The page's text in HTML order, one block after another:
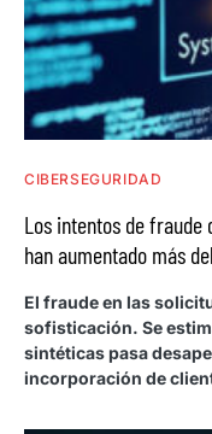
CIBERSEGURIDAD
Los intentos de
han aumentado más
El fraude en las
sofisticación. Se
sintéticas pasa
incorporación de